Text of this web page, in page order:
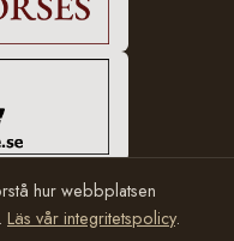
Karin Halvarsson
hur webbplatsen
Läs vår integritetspolicy.